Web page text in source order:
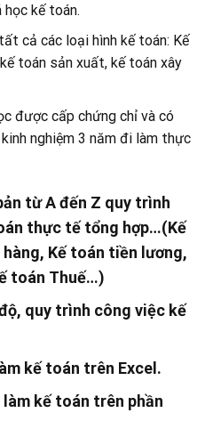
kế toán.
cả các loại hình kế toán: Kế
toán sản xuất, kế toán xây
được cấp chứng chỉ và có
nghiệm 3 năm đi làm thực
từ A đến Z quy trình
thực tế tổng hợp…(Kế
Kế toán tiền lương,
toán Thuế…)
quy trình công việc kế
kế toán trên Excel.
kế toán trên phần